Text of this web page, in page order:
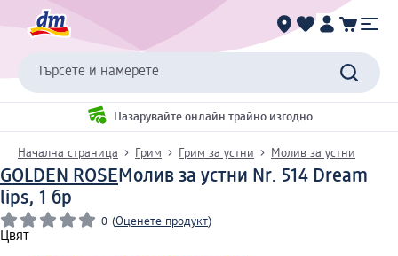
Търсете и намерете
Пазарувайте онлайн трайно изгодно
Начална страница Грим Грим за устни Молив за устни
GOLDEN ROSEМолив за устни Nr. 514 Dream
lips, 1 бр
0 (Оценете продукт)
Цвят